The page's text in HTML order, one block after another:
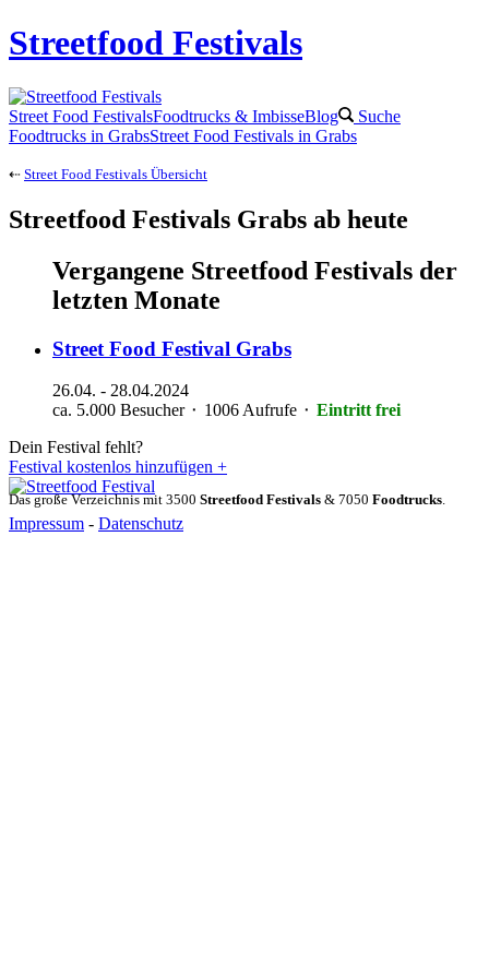
Streetfood Festivals
Street Food FestivalsFoodtrucks & ImbisseBlog
Suche
Foodtrucks in GrabsStreet Food Festivals in Grabs
⇠ Street Food Festivals Übersicht
Streetfood Festivals Grabs ab heute
Vergangene Streetfood Festivals der
letzten Monate
Street Food Festival Grabs
26.04. - 28.04.2024
ca. 5.000 Besucher ⬝ 1006 Aufrufe ⬝ Eintritt frei
Dein Festival fehlt?
Festival kostenlos hinzufügen +
Das große Verzeichnis mit 3500 Streetfood Festivals & 7050 Foodtrucks.
Impressum - Datenschutz